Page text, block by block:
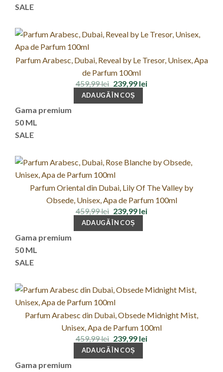
SALE
Parfum Arabesc, Dubai, Reveal by Le Tresor, Unisex, Apa
de Parfum 100ml
459,99lei Prețul
inițial
a
fost:
239,99 leiPrețul
ADAUGĂ ÎN COȘ
Gama premium
50 ML
SALE
Parfum Oriental din Dubai, Lily Of The Valley by
Obsede, Unisex, Apa de Parfum 100ml
459,99lei Prețul
inițial
a
fost:
239,99 leiPrețul
ADAUGĂ ÎN COȘ
Gama premium
50 ML
SALE
Parfum Arabesc din Dubai, Obsede Midnight Mist,
Unisex, Apa de Parfum 100ml
459,99lei Prețul
inițial
a
fost:
239,99 leiPrețul
ADAUGĂ ÎN COȘ
Gama premium